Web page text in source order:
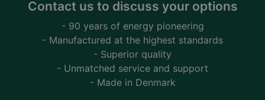
Contact us to discuss your options
- 90 years of energy pioneering
- Manufactured at the highest standards
- Superior quality
- Unmatched service and support
- Made in Denmark